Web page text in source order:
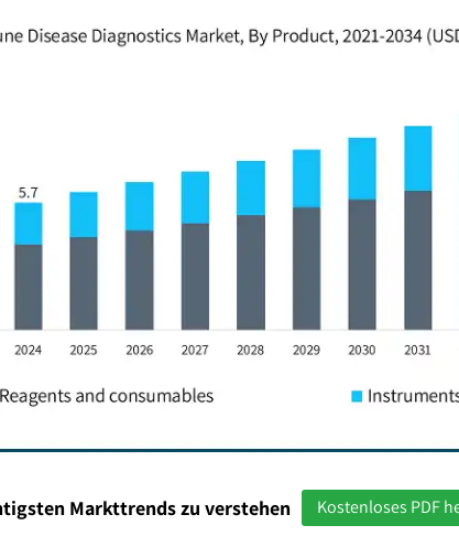
Markttrends zu verstehen Kostenloses PDF